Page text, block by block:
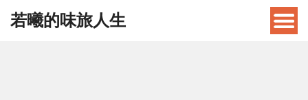
若曦的味旅人生